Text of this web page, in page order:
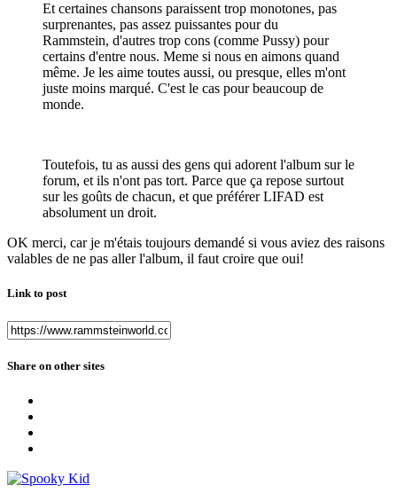
Et certaines chansons paraissent trop monotones, pas
surprenantes, pas assez puissantes pour du
Rammstein, d'autres trop cons (comme Pussy) pour
certains d'entre nous. Meme si nous en aimons quand
même. Je les aime toutes aussi, ou presque, elles m'ont
juste moins marqué. C'est le cas pour beaucoup de
monde.
Toutefois, tu as aussi des gens qui adorent l'album sur le
forum, et ils n'ont pas tort. Parce que ça repose surtout
sur les goûts de chacun, et que préférer LIFAD est
absolument un droit.
OK merci, car je m'étais toujours demandé si vous aviez des raisons
valables de ne pas aller l'album, il faut croire que oui!
Link to post
Share on other sites